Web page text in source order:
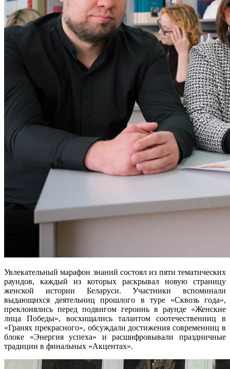
Увлекательный марафон знаний состоял из пяти тематических
раундов, каждый из которых раскрывал новую страницу
женской истории Беларуси. Участники вспоминали
выдающихся деятельниц прошлого в туре «Сквозь года»,
преклонялись перед подвигом героинь в раунде «Женские
лица Победы», восхищались талантом соотечественниц в
«Гранях прекрасного», обсуждали достижения современниц в
блоке «Энергия успеха» и расшифровывали праздничные
традиции в финальных «Акцентах».